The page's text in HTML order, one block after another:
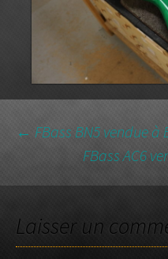
DES
← FBass BN5 vendue
FBass AC6
Laisser un